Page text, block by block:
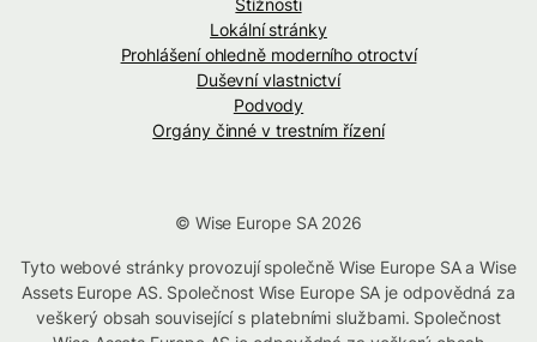
Lokální stránky
Prohlášení ohledně moderního otroctví
Duševní vlastnictví
Podvody
Orgány činné v trestním řízení
© Wise Europe SA 2026
Tyto webové stránky provozují společně Wise Europe SA a Wise
Assets Europe AS. Společnost Wise Europe SA je odpovědná za
veškerý obsah související s platebními službami. Společnost